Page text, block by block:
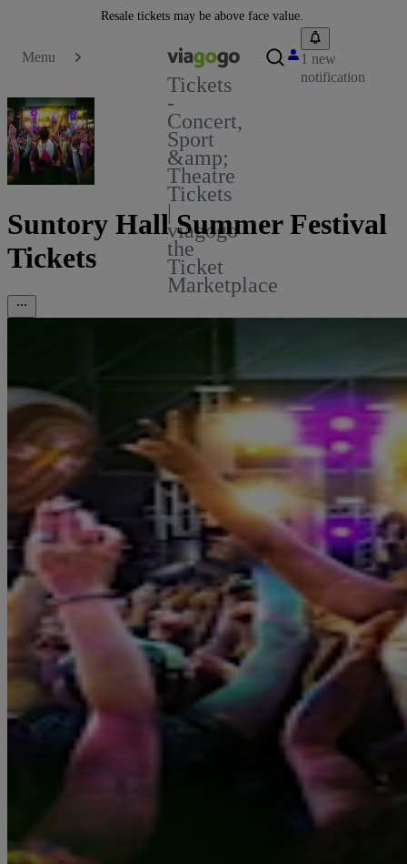
Resale tickets may be above face value.
Menu
Tickets
-
Concert,
Sport
&amp;
Theatre
Tickets
|
viagogo
the
Ticket
Marketplace
1 new
notification
Suntory Hall Summer Festival
Tickets